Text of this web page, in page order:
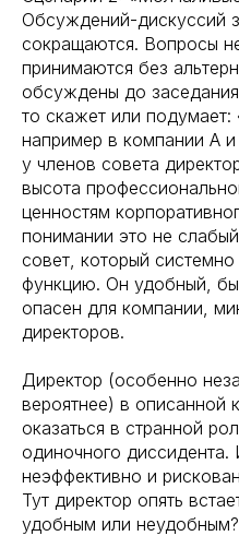
Обсуждений-дискуссий
сокращаются. Вопросы
принимаются без
обсуждены до
то скажет или подумает:
например в компании А
у членов совета
высота
ценностям
понимании это не
совет, который
функцию. Он удобный,
опасен для компании,
директоров.
Директор (особенно
вероятнее) в описанной
оказаться в странной
одиночного
неэффективно и
Тут директор опять
удобным или